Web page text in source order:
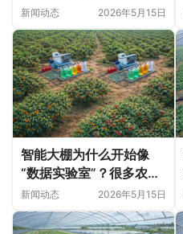
技深耕甘肃日光温室的精
细化落地实践
新闻动态 2026年5月15日
智能大棚为什么开始像
“数据实验室”？很多农业
变化，正在悄悄发生
新闻动态 2026年5月15日